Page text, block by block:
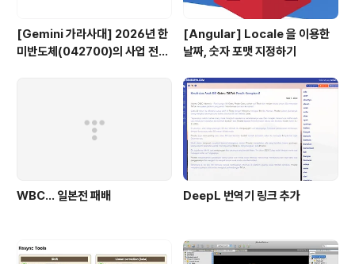
[Gemini 가라사대] 2026년 한
미반도체(042700)의 사업 전망
[Angular] Locale 을 이용한
날짜, 숫자 포맷 지정하기
WBC... 일본전 패배 DeepL 번역기 링크 추가